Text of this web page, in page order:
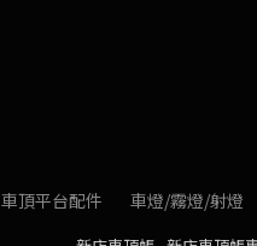
車頂平台配件 車燈/霧燈/射燈